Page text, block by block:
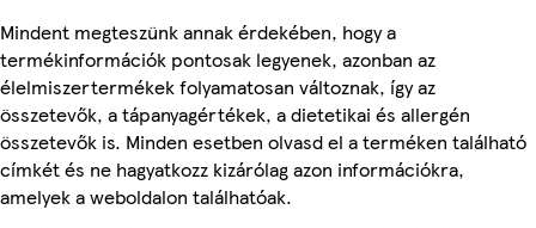
Mindent megteszünk annak érdekében, hogy a
termékinformációk pontosak legyenek, azonban az
élelmiszertermékek folyamatosan változnak, így az
összetevők, a tápanyagértékek, a dietetikai és allergén
összetevők is. Minden esetben olvasd el a terméken található
címkét és ne hagyatkozz kizárólag azon információkra,
amelyek a weboldalon találhatóak.